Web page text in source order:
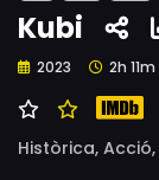
Kubi
2023 2h 11m
Històrica, Acció,